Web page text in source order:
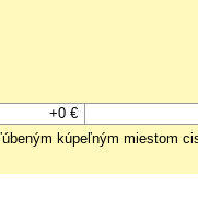
+0 €
kúpeľným miestom